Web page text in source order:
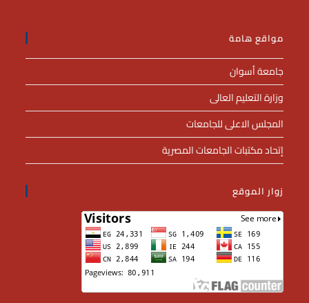
مواقع هامة
جامعة أسوان
وزارة التعليم العالى
المجلس الاعلى للجامعات
إتحاد مكتبات الجامعات المصرية
زوار الموقع